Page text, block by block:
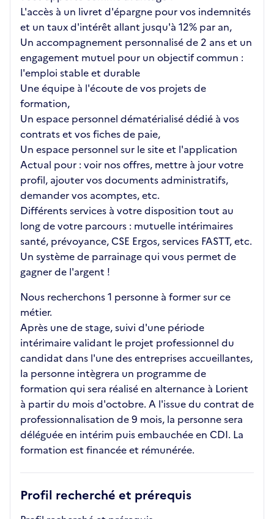
L'accès à un livret d'épargne pour vos indemnités
et un taux d'intérêt allant jusqu'à 12% par an,
Un accompagnement personnalisé de 2 ans et un
engagement mutuel pour un objectif commun :
l'emploi stable et durable
Une équipe à l'écoute de vos projets de
formation,
Un espace personnel dématérialisé dédié à vos
contrats et vos fiches de paie,
Un espace personnel sur le site et l'application
Actual pour : voir nos offres, mettre à jour votre
profil, ajouter vos documents administratifs,
demander vos acomptes, etc.
Différents services à votre disposition tout au
long de votre parcours : mutuelle intérimaires
santé, prévoyance, CSE Ergos, services FASTT, etc.
Un système de parrainage qui vous permet de
gagner de l'argent !
Nous recherchons 1 personne à former sur ce
métier.
Après une de stage, suivi d'une période
intérimaire validant le projet professionnel du
candidat dans l'une des entreprises accueillantes,
la personne intègrera un programme de
formation qui sera réalisé en alternance à Lorient
à partir du mois d'octobre. A l'issue du contrat de
professionnalisation de 9 mois, la personne sera
déléguée en intérim puis embauchée en CDI. La
formation est financée et rémunérée.
Profil recherché et prérequis